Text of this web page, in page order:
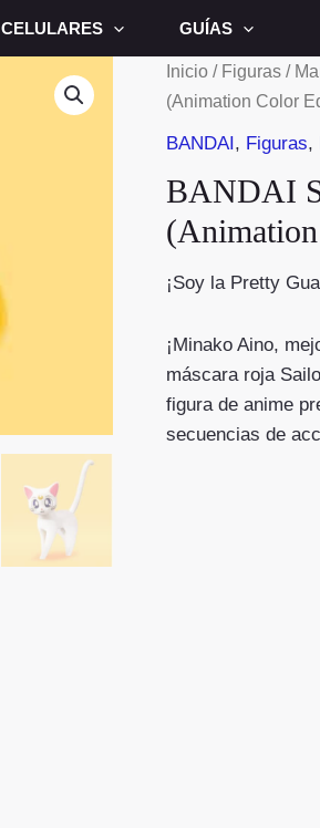
CELULARES GUÍAS
Inicio / Figuras /
(Animation Color
BANDAI, Figuras,
BANDAI
¡Soy la Pretty
¡Minako Aino,
máscara roja
figura de anime
secuencias de